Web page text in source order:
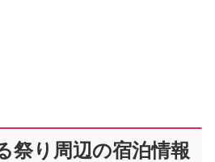
祭り周辺の宿泊情報